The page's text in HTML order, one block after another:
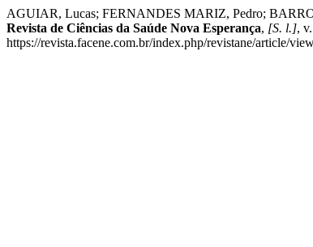
AGUIAR, Lucas; FERNANDES MARIZ, Pedro;
Revista de Ciências da Saúde Nova Esperança, [S. l.],
https://revista.facene.com.br/index.php/revistane/article/